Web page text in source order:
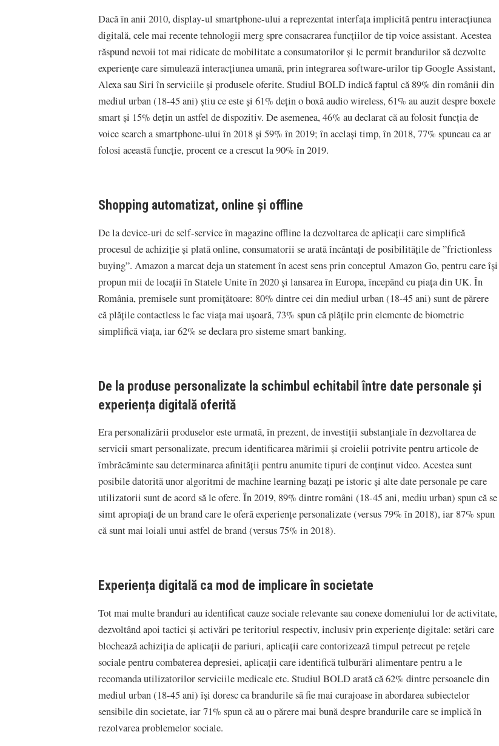
Dacă în anii 2010, display-ul smartphone-ului a reprezentat interfața implicită pentru interacțiunea
digitală, cele mai recente tehnologii merg spre consacrarea funcțiilor de tip voice assistant. Acestea
răspund nevoii tot mai ridicate de mobilitate a consumatorilor și le permit brandurilor să dezvolte
experiențe care simulează interacțiunea umană, prin integrarea software-urilor tip Google Assistant,
Alexa sau Siri în serviciile și produsele oferite. Studiul BOLD indică faptul că 89% din românii din
mediul urban (18-45 ani) știu ce este și 61% dețin o boxă audio wireless, 61% au auzit despre boxele
smart și 15% dețin un astfel de dispozitiv. De asemenea, 46% au declarat că au folosit funcția de
voice search a smartphone-ului în 2018 și 59% în 2019; în același timp, în 2018, 77% spuneau ca ar
folosi această funcție, procent ce a crescut la 90% în 2019.
Shopping automatizat, online și offline
De la device-uri de self-service în magazine offline la dezvoltarea de aplicații care simplifică
procesul de achiziție și plată online, consumatorii se arată încântați de posibilitățile de ”frictionless
buying”. Amazon a marcat deja un statement în acest sens prin conceptul Amazon Go, pentru care își
propun mii de locații în Statele Unite în 2020 și lansarea în Europa, începând cu piața din UK. În
România, premisele sunt promițătoare: 80% dintre cei din mediul urban (18-45 ani) sunt de părere
că plățile contactless le fac viața mai ușoară, 73% spun că plățile prin elemente de biometrie
simplifică viața, iar 62% se declara pro sisteme smart banking.
De la produse personalizate la schimbul echitabil între date personale și
experiența digitală oferită
Era personalizării produselor este urmată, în prezent, de investiții substanțiale în dezvoltarea de
servicii smart personalizate, precum identificarea mărimii și croielii potrivite pentru articole de
îmbrăcăminte sau determinarea afinității pentru anumite tipuri de conținut video. Acestea sunt
posibile datorită unor algoritmi de machine learning bazați pe istoric și alte date personale pe care
utilizatorii sunt de acord să le ofere. În 2019, 89% dintre români (18-45 ani, mediu urban) spun că se
simt apropiați de un brand care le oferă experiențe personalizate (versus 79% în 2018), iar 87% spun
că sunt mai loiali unui astfel de brand (versus 75% in 2018).
Experiența digitală ca mod de implicare în societate
Tot mai multe branduri au identificat cauze sociale relevante sau conexe domeniului lor de activitate,
dezvoltând apoi tactici și activări pe teritoriul respectiv, inclusiv prin experiențe digitale: setări care
blochează achiziția de aplicații de pariuri, aplicații care contorizează timpul petrecut pe rețele
sociale pentru combaterea depresiei, aplicații care identifică tulburări alimentare pentru a le
recomanda utilizatorilor serviciile medicale etc. Studiul BOLD arată că 62% dintre persoanele din
mediul urban (18-45 ani) își doresc ca brandurile să fie mai curajoase în abordarea subiectelor
sensibile din societate, iar 71% spun că au o părere mai bună despre brandurile care se implică în
rezolvarea problemelor sociale.